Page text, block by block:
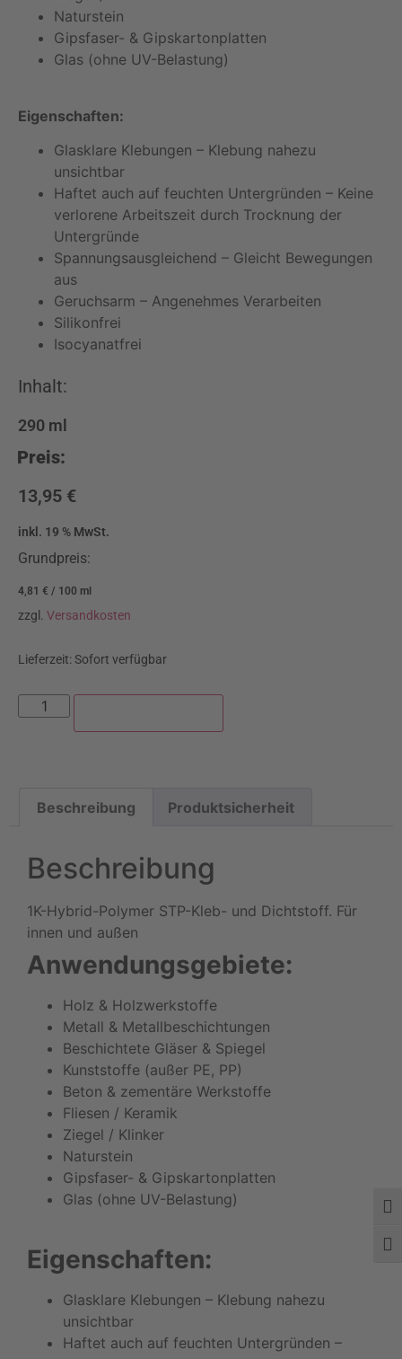
Naturstein
Gipsfaser- & Gipskartonplatten
Glas (ohne UV-Belastung)
Eigenschaften:
Glasklare Klebungen – Klebung nahezu
unsichtbar
Haftet auch auf feuchten Untergründen – Keine
verlorene Arbeitszeit durch Trocknung der
Untergründe
Spannungsausgleichend – Gleicht Bewegungen
aus
Geruchsarm – Angenehmes Verarbeiten
Silikonfrei
Isocyanatfrei
Inhalt:
290 ml
Preis:
13,95 €
inkl. 19 % MwSt.
Grundpreis:
4,81 € / 100 ml
zzgl. Versandkosten
Lieferzeit:Sofort verfügbar
Beschreibung Produktsicherheit
Beschreibung
1K-Hybrid-Polymer STP-Kleb- und Dichtstoff. Für
innen und außen
Anwendungsgebiete:
Holz & Holzwerkstoffe
Metall & Metallbeschichtungen
Beschichtete Gläser & Spiegel
Kunststoffe (außer PE, PP)
Beton & zementäre Werkstoffe
Fliesen / Keramik
Ziegel / Klinker
Naturstein
Gipsfaser- & Gipskartonplatten
Glas (ohne UV-Belastung)
Eigenschaften:
Glasklare Klebungen – Klebung nahezu
unsichtbar
Haftet auch auf feuchten Untergründen –